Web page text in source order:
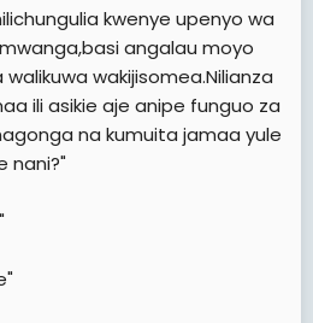
kwenye upenyo wa
angalau moyo
wakijisomea.Nilianza
ili asikie aje anipe funguo za
na kumuita jamaa yule
nani?"